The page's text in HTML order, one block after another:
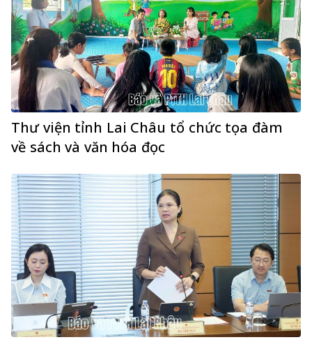
Thư viện tỉnh Lai Châu tổ chức tọa đàm
về sách và văn hóa đọc